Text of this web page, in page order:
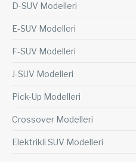
D-SUV Modelleri
E-SUV Modelleri
F-SUV Modelleri
J-SUV Modelleri
Pick-Up Modelleri
Crossover Modelleri
Elektrikli SUV Modelleri